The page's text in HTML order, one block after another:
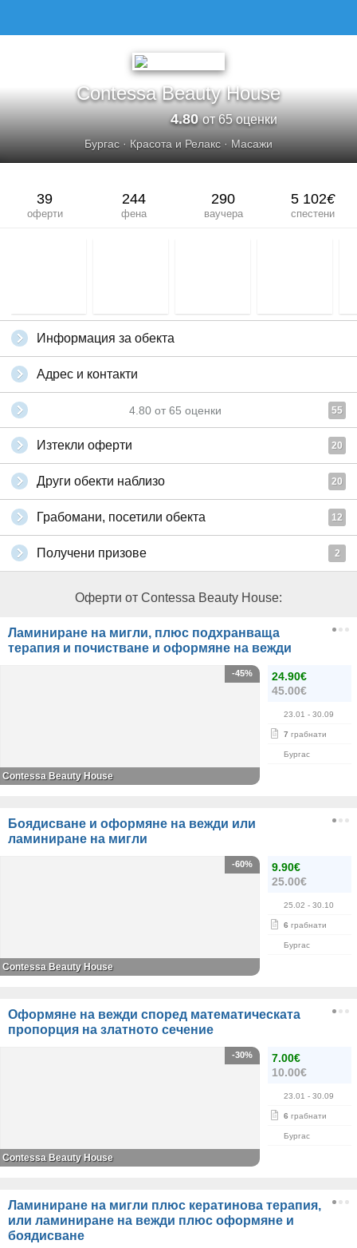
Contessa Beauty House
4.80от 65 оценки
Бургас · Красота и Релакс · Масажи
39
оферти
244
фена
290
ваучера
5 102€
спестени
Информация за обекта
Адрес и контакти
4.80 от 65 оценки 55
Изтекли оферти 20
Други обекти наблизо 20
Грабомани, посетили обекта 12
Получени призове 2
Оферти от Contessa Beauty House:
Ламиниране на мигли, плюс подхранваща
терапия и почистване и оформяне на вежди
24.90€
45.00€
23.01 - 30.09
7 грабнати
Бургас
-45%
Contessa Beauty House
Боядисване и оформяне на вежди или
ламиниране на мигли
9.90€
25.00€
25.02 - 30.10
6 грабнати
Бургас
-60%
Contessa Beauty House
Оформяне на вежди според математическата
пропорция на златното сечение
7.00€
10.00€
23.01 - 30.09
6 грабнати
Бургас
-30%
Contessa Beauty House
Ламиниране на мигли плюс кератинова терапия,
или ламиниране на вежди плюс оформяне и
боядисване